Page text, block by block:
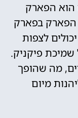
הוא הפארק
בפארק
לצפות
פיקניק.
מה שהופך
מיום